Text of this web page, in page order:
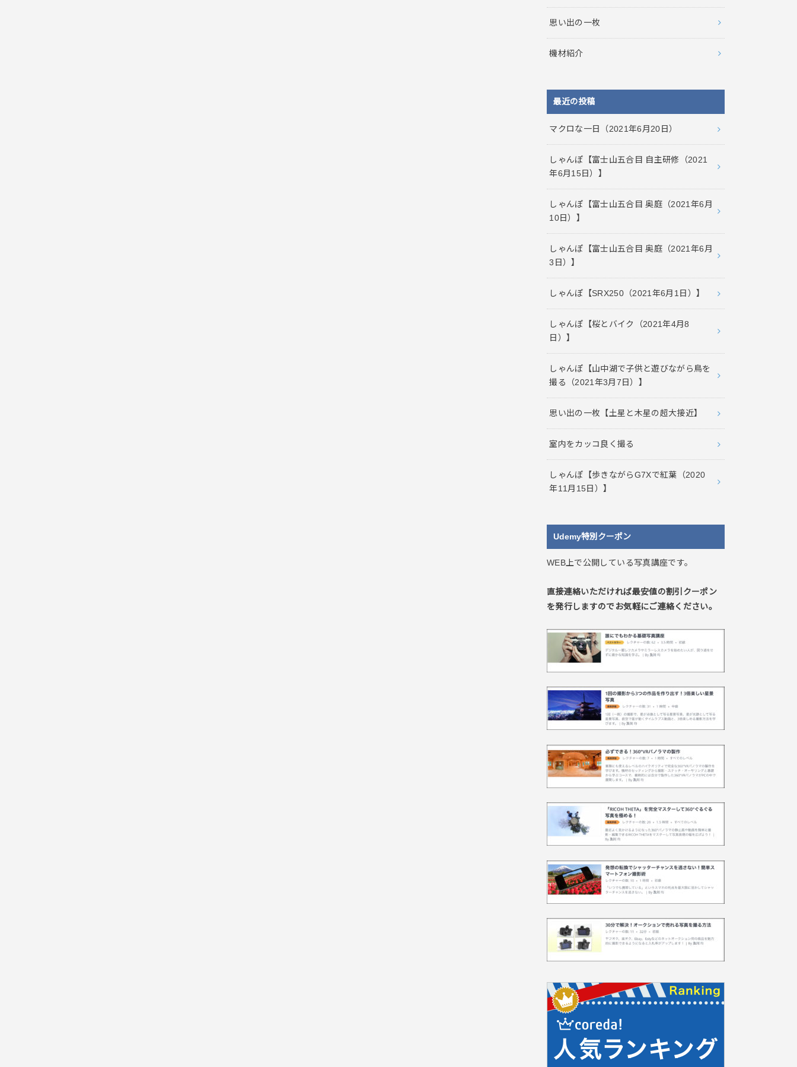
思い出の一枚
機材紹介
最近の投稿
マクロな一日（2021年6月20日）
しゃんぽ【富士山五合目 自主研修（2021
年6月15日）】
しゃんぽ【富士山五合目 奥庭（2021年6月
10日）】
しゃんぽ【富士山五合目 奥庭（2021年6月
3日）】
しゃんぽ【SRX250（2021年6月1日）】
しゃんぽ【桜とバイク（2021年4月8
日）】
しゃんぽ【山中湖で子供と遊びながら鳥を
撮る（2021年3月7日）】
思い出の一枚【土星と木星の超大接近】
室内をカッコ良く撮る
しゃんぽ【歩きながらG7Xで紅葉（2020
年11月15日）】
Udemy特別クーポン
WEB上で公開している写真講座です。
直接連絡いただければ最安値の割引クーポン
を発行しますのでお気軽にご連絡ください。